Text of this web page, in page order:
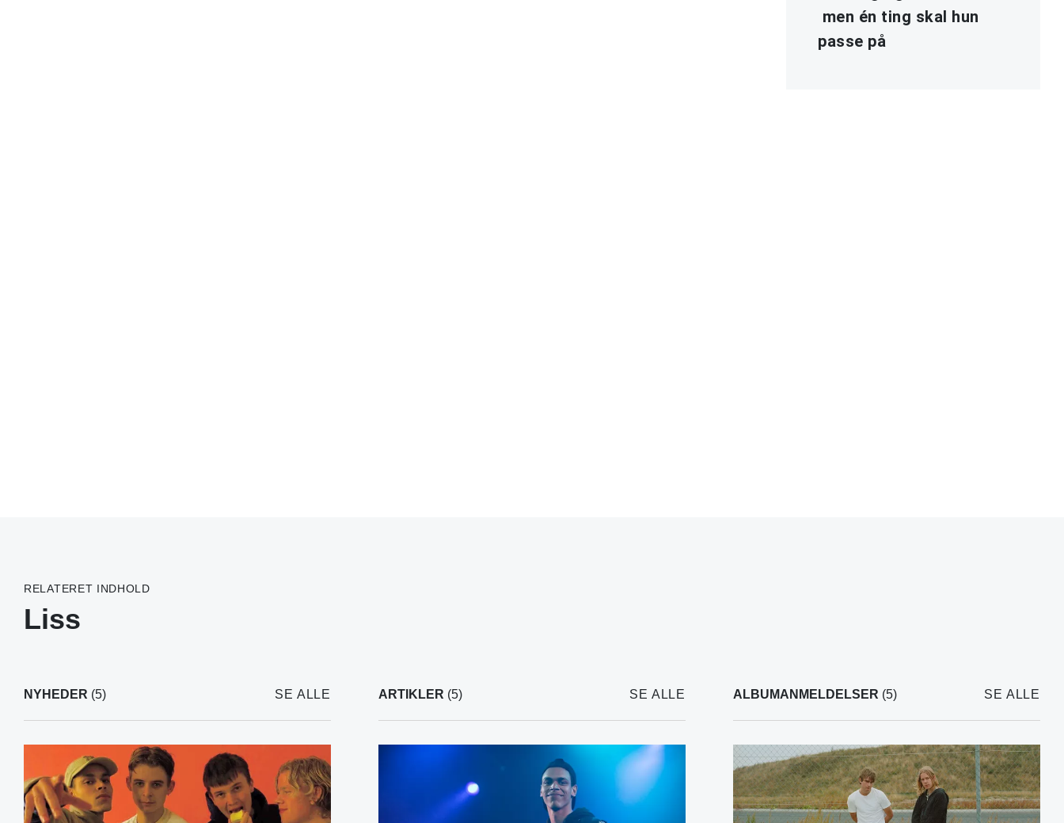
men én ting skal hun
passe på
RELATERET INDHOLD
Liss
NYHEDER (5) SE ALLE ARTIKLER (5) SE ALLE ALBUMANMELDELSER (5) SE ALLE